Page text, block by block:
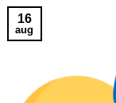
16
aug